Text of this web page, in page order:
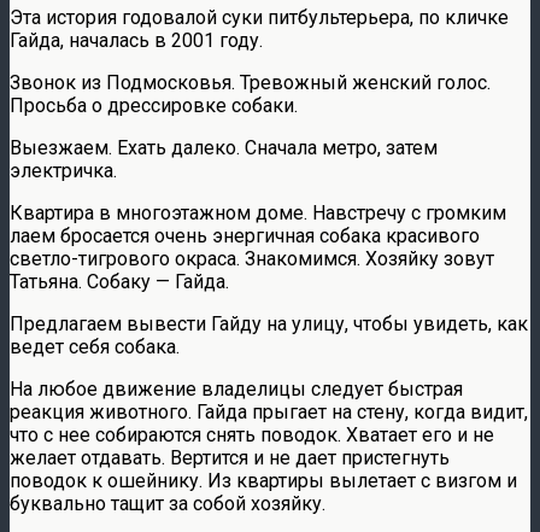
Эта история годовалой суки питбультерьера, по кличке
Гайда, началась в 2001 году.
Звонок из Подмосковья. Тревожный женский голос.
Просьба о дрессировке собаки.
Выезжаем. Ехать далеко. Сначала метро, затем
электричка.
Квартира в многоэтажном доме. Навстречу с громким
лаем бросается очень энергичная собака красивого
светло-тигрового окраса. Знакомимся. Хозяйку зовут
Татьяна. Собаку — Гайда.
Предлагаем вывести Гайду на улицу, чтобы увидеть, как
ведет себя собака.
На любое движение владелицы следует быстрая
реакция животного. Гайда прыгает на стену, когда видит,
что с нее собираются снять поводок. Хватает его и не
желает отдавать. Вертится и не дает пристегнуть
поводок к ошейнику. Из квартиры вылетает с визгом и
буквально тащит за собой хозяйку.